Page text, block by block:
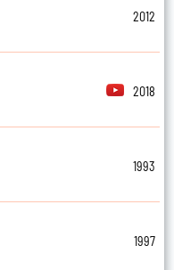
2012
2018
1993
1997